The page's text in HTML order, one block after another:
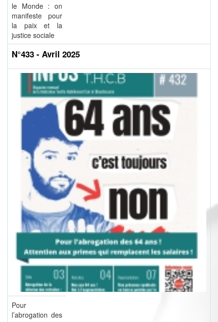
le Monde : on
manifeste pour
la paix et la
justice sociale
N°433 - Avril 2025
Pour
l’abrogation des